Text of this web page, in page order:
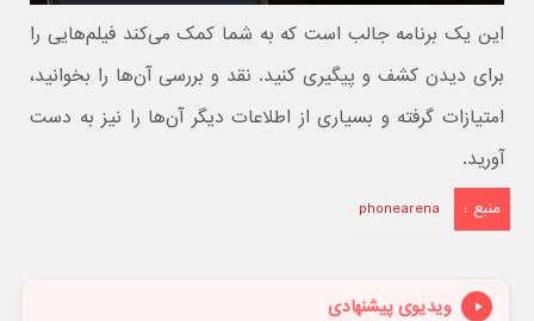
این یک برنامه جالب است که به شما کمک می‌کند فیلم‌هایی را
برای دیدن کشف و پیگیری کنید. نقد و بررسی آن‌ها را بخوانید،
امتیازات گرفته و بسیاری از اطلاعات دیگر آن‌ها را نیز به دست
آورید.
منبع : phonearena
ویدیوی پیشنهادی